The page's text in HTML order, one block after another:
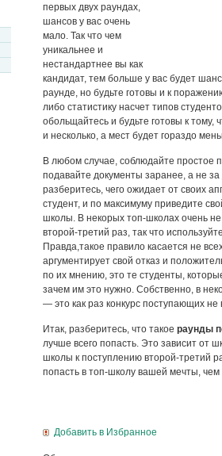
первых двух раундах,
шансов у вас очень
мало. Так что чем
уникальнее и
нестандартнее вы как
кандидат, тем больше у вас будет
раунде, но будьте готовы и к
либо статистику насчет типов
обольщайтесь и будьте готовы к тому,
и несколько, а мест будет гораздо
В любом случае, соблюдайте простое
подавайте документы заранее, а не
разберитесь, чего ожидает от своих
студент, и по максимуму приведите
школы. В некорых топ-школах очень
второй-третий раз, так что
Правда,такое правило касается не
аргументирует свой отказ и
по их мнению, это те студенты,
зачем им это нужно. Собственно, в
— это как раз конкурс поступающих не
Итак, разберитесь, что такое раунды
лучше всего попасть. Это зависит от
школы к поступлению второй-третий
попасть в топ-школу вашей мечты, чем
Добавить в Избранное